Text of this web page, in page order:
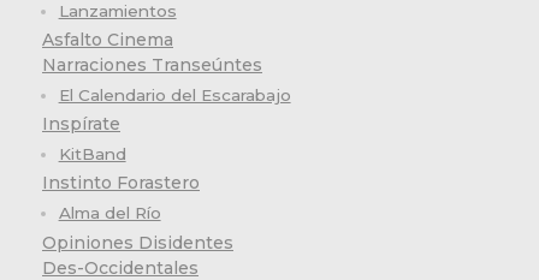
Lanzamientos
Asfalto Cinema
Narraciones Transeúntes
El Calendario del Escarabajo
Inspírate
KitBand
Instinto Forastero
Alma del Río
Opiniones Disidentes
Des-Occidentales